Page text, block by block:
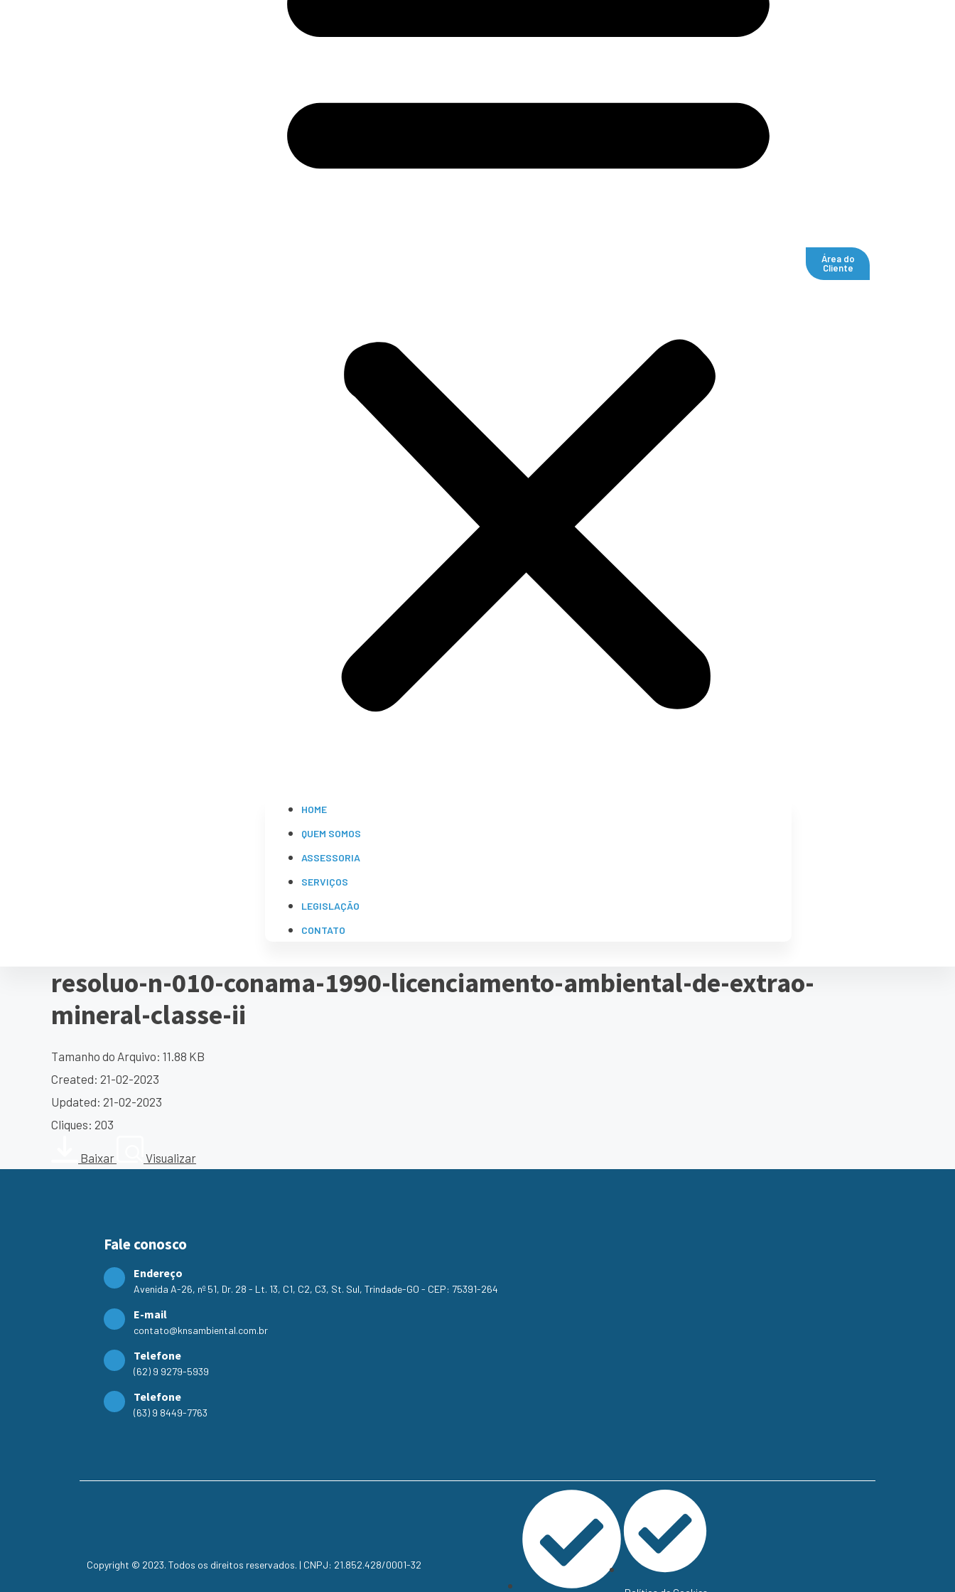
HOME
QUEM SOMOS
ASSESSORIA
SERVIÇOS
LEGISLAÇÃO
CONTATO
Área do
Cliente
resoluo-n-010-conama-1990-licenciamento-ambiental-de-extrao-
mineral-classe-ii
Tamanho do Arquivo: 11.88 KB
Created: 21-02-2023
Updated: 21-02-2023
Cliques: 203
Baixar Visualizar
Fale conosco
Endereço
Avenida A-26, nº 51, Dr. 28 - Lt. 13, C1, C2, C3, St. Sul, Trindade-GO - CEP: 75391-264
E-mail
contato@knsambiental.com.br
Telefone
(62) 9 9279-5939
Telefone
(63) 9 8449-7763
Copyright © 2023. Todos os direitos reservados. | CNPJ: 21.852.428/0001-32